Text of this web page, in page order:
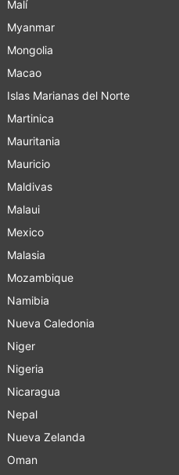
Malí
Myanmar
Mongolia
Macao
Islas Marianas del Norte
Martinica
Mauritania
Mauricio
Maldivas
Malaui
Mexico
Malasia
Mozambique
Namibia
Nueva Caledonia
Niger
Nigeria
Nicaragua
Nepal
Nueva Zelanda
Oman